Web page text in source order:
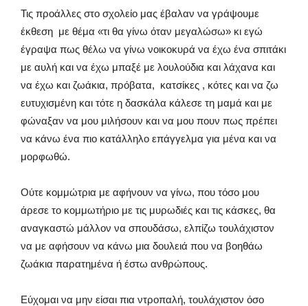
Τις προάλλες στο σχολείο μας έβαλαν να γράψουμε
έκθεση με θέμα «τι θα γίνω όταν μεγαλώσω» κι εγώ
έγραψα πως θέλω να γίνω νοικοκυρά να έχω ένα σπιτάκι
με αυλή και να έχω μπαξέ με λουλούδια και λάχανα και
να έχω και ζωάκια, πρόβατα, κατσίκες , κότες και να ζω
ευτυχισμένη και τότε η δασκάλα κάλεσε τη μαμά και με
φώναξαν να μου μιλήσουν και να μου πουν πως πρέπει
να κάνω ένα πιο κατάλληλο επάγγελμα για μένα και να
μορφωθώ.
Ούτε κομμώτρια με αφήνουν να γίνω, που τόσο μου
άρεσε το κομμωτήριο με τις μυρωδιές και τις κάσκες, θα
αναγκαστώ μάλλον να σπουδάσω, ελπίζω τουλάχιστον
να με αφήσουν να κάνω μια δουλειά που να βοηθάω
ζωάκια παρατημένα ή έστω ανθρώπους.
Εύχομαι να μην είσαι πια ντροπαλή, τουλάχιστον όσο